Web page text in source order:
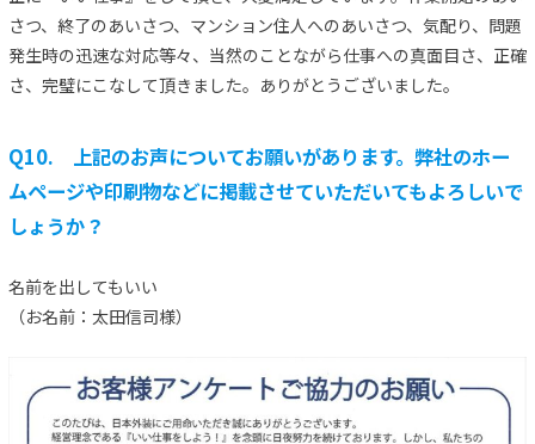
さつ、終了のあいさつ、マンション住人へのあいさつ、気配り、問題
発生時の迅速な対応等々、当然のことながら仕事への真面目さ、正確
さ、完璧にこなして頂きました。ありがとうございました。
Q10. 上記のお声についてお願いがあります。弊社のホー
ムページや印刷物などに掲載させていただいてもよろしいで
しょうか？
名前を出してもいい
（お名前：太田信司様）